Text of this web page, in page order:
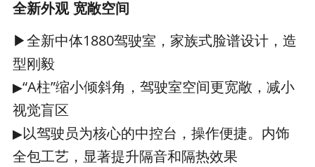
全新外观 宽敞空间
▶全新中体1880驾驶室，家族式脸谱设计，造
型刚毅
▶“A柱”缩小倾斜角，驾驶室空间更宽敞，减小
视觉盲区
▶以驾驶员为核心的中控台，操作便捷。内饰
全包工艺，显著提升隔音和隔热效果